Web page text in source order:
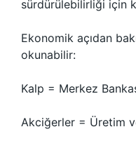
sürdürülebilirliği için
Ekonomik açıdan
okunabilir:
Kalp = Merkez
Akciğerler = Üretim